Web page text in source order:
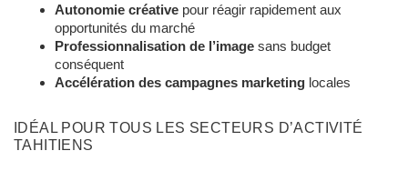
Autonomie créative pour réagir rapidement aux
opportunités du marché
Professionnalisation de l’image sans budget
conséquent
Accélération des campagnes marketing locales
IDÉAL POUR TOUS LES SECTEURS D’ACTIVITÉ
TAHITIENS